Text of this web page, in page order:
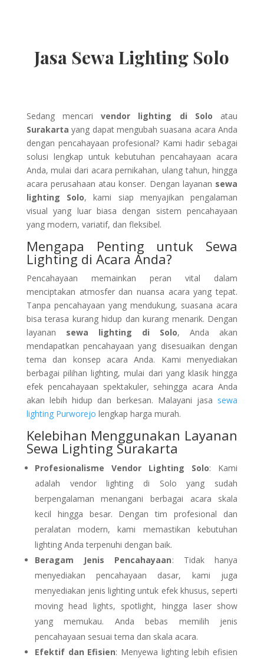
Jasa Sewa Lighting Solo
Sedang mencarivendor lighting di Solo atau
Surakarta yang dapat mengubah suasana acara Anda
dengan pencahayaan profesional? Kami hadir sebagai
solusi lengkap untuk kebutuhan pencahayaan acara
Anda, mulai dari acara pernikahan, ulang tahun, hingga
acara perusahaan atau konser. Dengan layanan sewa
lighting Solo, kami siap menyajikan pengalaman
visual yang luar biasa dengan sistem pencahayaan
yang modern, variatif, dan fleksibel.
Mengapa Penting untuk Sewa
Lighting di Acara Anda?
Pencahayaan memainkan peran vital dalam
menciptakan atmosfer dan nuansa acara yang tepat.
Tanpa pencahayaan yang mendukung, suasana acara
bisa terasa kurang hidup dan kurang menarik. Dengan
layanan sewa lighting di Solo, Anda akan
mendapatkan pencahayaan yang disesuaikan dengan
tema dan konsep acara Anda. Kami menyediakan
berbagai pilihan lighting, mulai dari yang klasik hingga
efek pencahayaan spektakuler, sehingga acara Anda
akan lebih hidup dan berkesan. Malayani jasa sewa
lighting Purworejo lengkap harga murah.
Kelebihan Menggunakan Layanan
Sewa Lighting Surakarta
Profesionalisme Vendor Lighting Solo: Kami
adalah vendor lighting di Solo yang sudah
berpengalaman menangani berbagai acara skala
kecil hingga besar. Dengan tim profesional dan
peralatan modern, kami memastikan kebutuhan
lighting Anda terpenuhi dengan baik.
Beragam Jenis Pencahayaan: Tidak hanya
menyediakan pencahayaan dasar, kami juga
menyediakan jenis lighting untuk efek khusus, seperti
moving head lights, spotlight, hingga laser show
yang memukau. Anda bebas memilih jenis
pencahayaan sesuai tema dan skala acara.
Efektif dan Efisien: Menyewa lighting lebih efisien